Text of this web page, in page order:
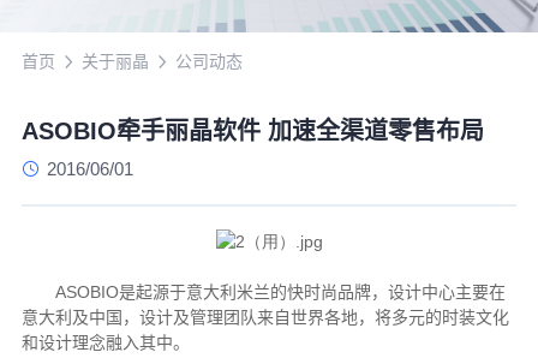
首页 关于丽晶 公司动态
ASOBIO牵手丽晶软件 加速全渠道零售布局
2016/06/01
ASOBIO是起源于意大利米兰的快时尚品牌，设计中心主要在
意大利及中国，设计及管理团队来自世界各地，将多元的时装文化
和设计理念融入其中。